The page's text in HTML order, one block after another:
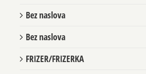
Bez naslova
Bez naslova
FRIZER/FRIZERKA